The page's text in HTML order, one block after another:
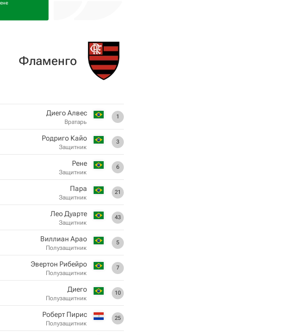
Фламенго
1
Диего Алвес
Вратарь
3
Родриго Кайо
Защитник
6
Рене
Защитник
21
Пара
Защитник
43
Лео Дуарте
Защитник
5
Виллиан Арао
Полузащитник
7
Эвертон Рибейро
Полузащитник
10
Диего
Полузащитник
25
Роберт Пирис
Полузащитник